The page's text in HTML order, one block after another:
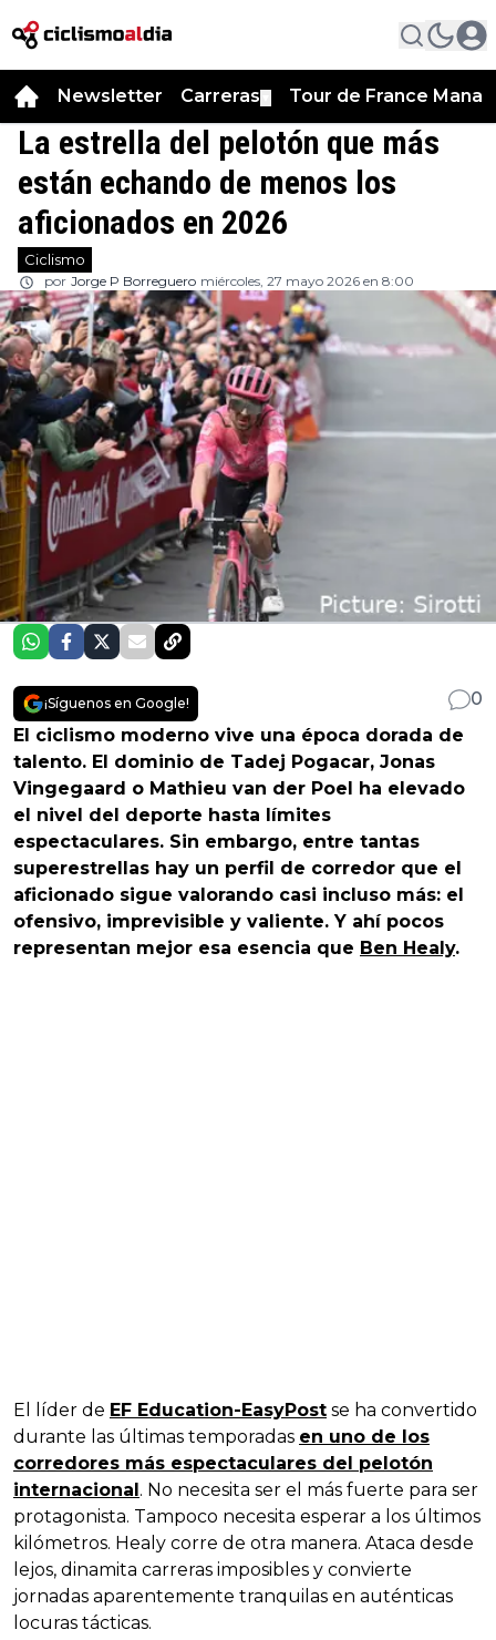
Newsletter Carreras Tour de France
La estrella del pelotón que más
están echando de menos los
aficionados en 2026
Ciclismo
por Jorge P Borreguero miércoles, 27 mayo 2026 en 8:00
¡Síguenos en Google!
0
El ciclismo moderno vive una época dorada de
talento. El dominio de Tadej Pogacar, Jonas
Vingegaard o Mathieu van der Poel ha elevado
el nivel del deporte hasta límites
espectaculares. Sin embargo, entre tantas
superestrellas hay un perfil de corredor que el
aficionado sigue valorando casi incluso más: el
ofensivo, imprevisible y valiente. Y ahí pocos
representan mejor esa esencia que Ben Healy.
El líder de EF Education-EasyPost se ha convertido
durante las últimas temporadas en uno de los
corredores más espectaculares del pelotón
internacional. No necesita ser el más fuerte para ser
protagonista. Tampoco necesita esperar a los últimos
kilómetros. Healy corre de otra manera. Ataca desde
lejos, dinamita carreras imposibles y convierte
jornadas aparentemente tranquilas en auténticas
locuras tácticas.